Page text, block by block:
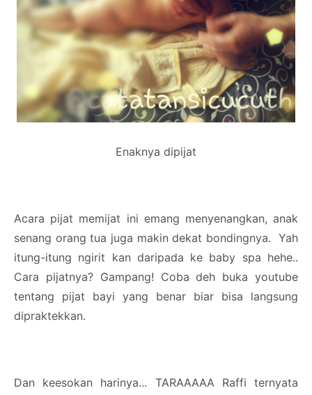
Enaknya dipijat
Acara pijat memijat ini emang menyenangkan, anak
senang orang tua juga makin dekat bondingnya. Yah
itung-itung ngirit kan daripada ke baby spa hehe..
Cara pijatnya? Gampang! Coba deh buka youtube
tentang pijat bayi yang benar biar bisa langsung
dipraktekkan.
Dan keesokan harinya... TARAAAAA Raffi ternyata